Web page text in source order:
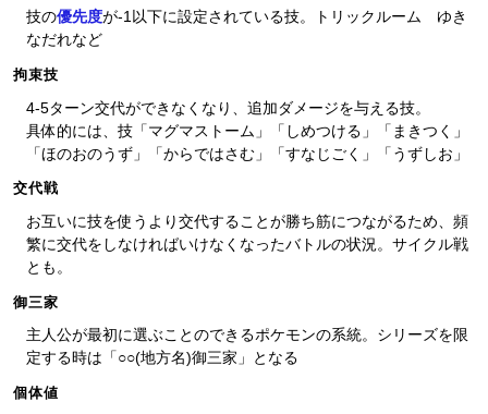
技の優先度が-1以下に設定されている技。トリックルーム ゆき
なだれなど
拘束技
4-5ターン交代ができなくなり、追加ダメージを与える技。
具体的には、技「マグマストーム」「しめつける」「まきつく」
「ほのおのうず」「からではさむ」「すなじごく」「うずしお」
交代戦
お互いに技を使うより交代することが勝ち筋につながるため、頻
繁に交代をしなければいけなくなったバトルの状況。サイクル戦
とも。
御三家
主人公が最初に選ぶことのできるポケモンの系統。シリーズを限
定する時は「○○(地方名)御三家」となる
個体値